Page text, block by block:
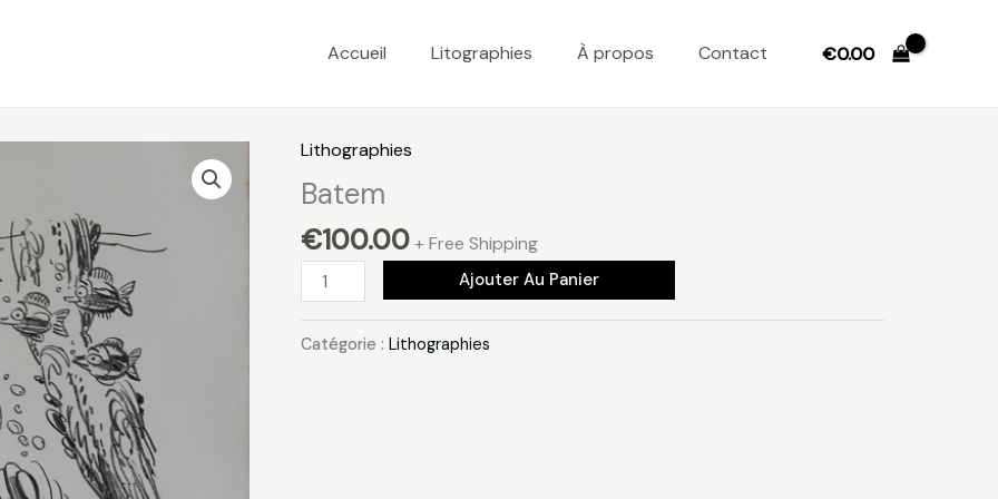
Accueil Litographies À propos Contact €0.00
Lithographies
Batem
€100.00 + Free Shipping
quantité
de
Batem
Ajouter Au Panier
Catégorie : Lithographies